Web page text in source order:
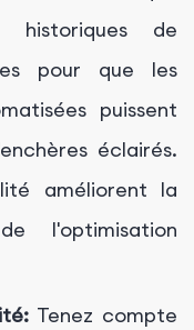
historiques de
pour que les
puissent
éclairés.
améliorent la
l'optimisation
Tenez compte